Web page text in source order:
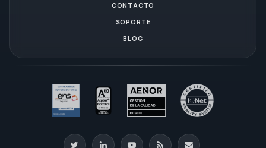
CONTACTO
SOPORTE
BLOG